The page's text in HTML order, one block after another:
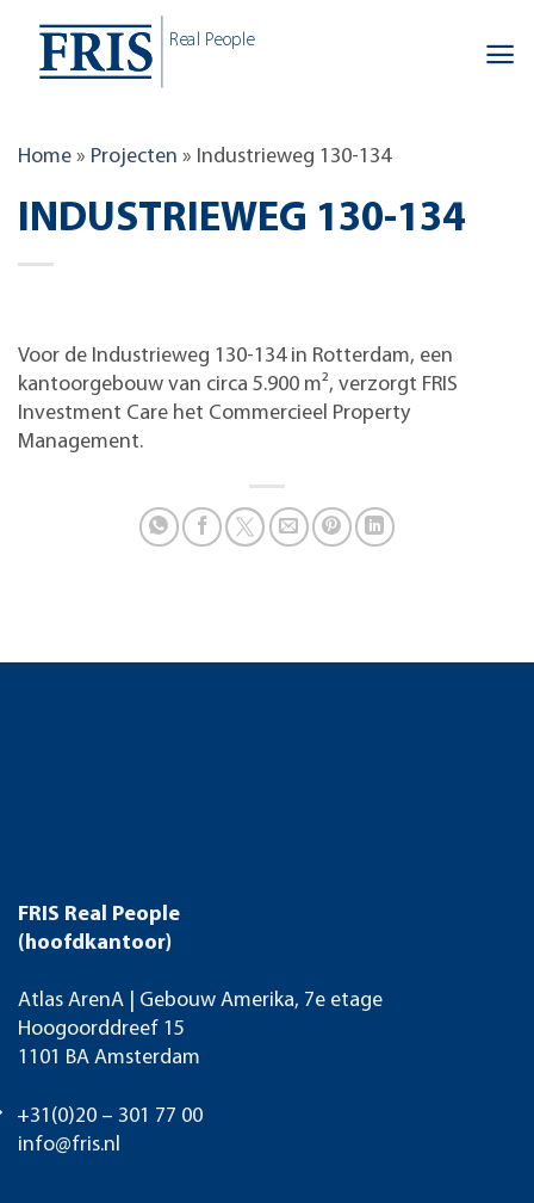
content
Real People
Home » Projecten » Industrieweg 130-134
INDUSTRIEWEG 130-134
Voor de Industrieweg 130-134 in Rotterdam, een
kantoorgebouw van circa 5.900 m², verzorgt FRIS
Investment Care het Commercieel Property
Management.
FRIS Real People
(hoofdkantoor)
Atlas ArenA | Gebouw Amerika, 7e etage
Hoogoorddreef 15
1101 BA Amsterdam
+31(0)20 – 301 77 00
info@fris.nl